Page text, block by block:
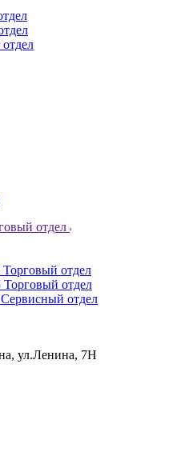
отдел
Торговый отдел
Торговый отдел
Сервисный отдел
ул.Ленина, 7Н